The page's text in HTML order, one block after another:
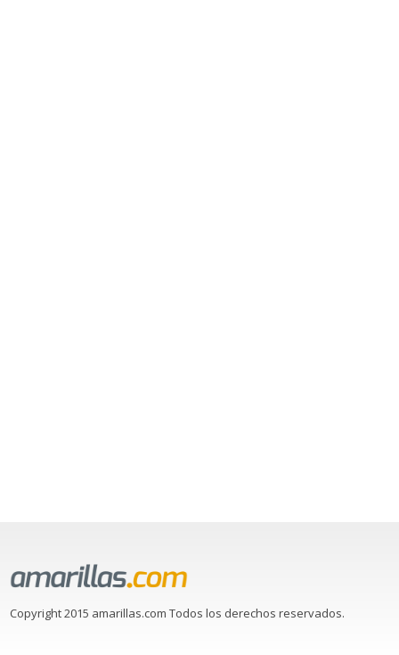
Copyright 2015 amarillas.com Todos los derechos reservados.